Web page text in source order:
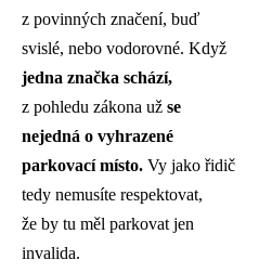
z povinných značení, buď
svislé, nebo vodorovné. Když
jedna značka schází,
z pohledu zákona už se
nejedná o vyhrazené
parkovací místo. Vy jako řidič
tedy nemusíte respektovat,
že by tu měl parkovat jen
invalida.